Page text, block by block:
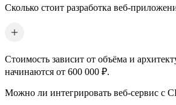
Сколько стоит разработка веб-
Стоимость зависит от объёма и
начинаются от 600 000 ₽.
Можно ли интегрировать веб-сервис с